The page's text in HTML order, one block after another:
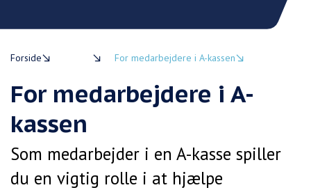
Forside For medarbejdere i A-kassen
For medarbejdere i A-
kassen
Som medarbejder i en A-kasse spiller
du en vigtig rolle i at hjælpe